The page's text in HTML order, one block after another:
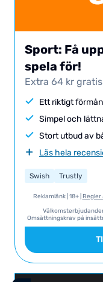
Sport: Få
spela för!
Extra 64 kr
Ett riktigt
Simpel och
Stort utbud av
Läs hela
Swish Trustly
Reklamlänk | 18+ | Regler
Omsättningskrav på
Tipset. Min. 1,80